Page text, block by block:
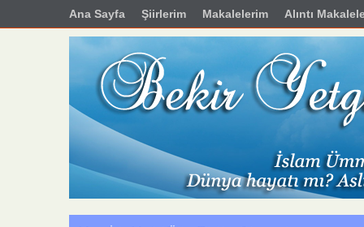
Ana Sayfa Şiirlerim Makalelerim Alıntı